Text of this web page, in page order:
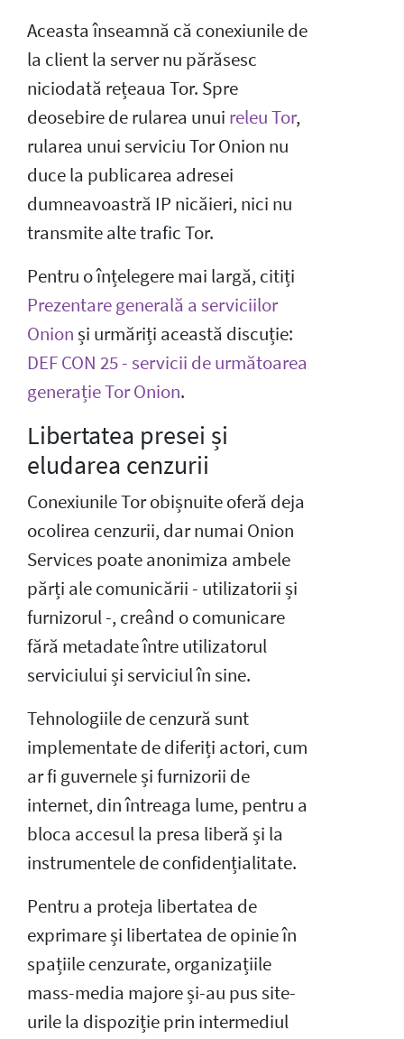
Aceasta înseamnă că conexiunile de
la client la server nu părăsesc
niciodată rețeaua Tor. Spre
deosebire de rularea unui releu Tor,
rularea unui serviciu Tor Onion nu
duce la publicarea adresei
dumneavoastră IP nicăieri, nici nu
transmite alte trafic Tor.
Pentru o înțelegere mai largă, citiți
Prezentare generală a serviciilor
Onionși urmăriți această discuție:
DEF CON 25 - servicii de următoarea
generație Tor Onion.
Libertatea presei și
eludarea cenzurii
Conexiunile Tor obișnuite oferă deja
ocolirea cenzurii, dar numai Onion
Services poate anonimiza ambele
părți ale comunicării - utilizatorii și
furnizorul -, creând o comunicare
fără metadate între utilizatorul
serviciului și serviciul în sine.
Tehnologiile de cenzură sunt
implementate de diferiți actori, cum
ar fi guvernele și furnizorii de
internet, din întreaga lume, pentru a
bloca accesul la presa liberă și la
instrumentele de confidențialitate.
Pentru a proteja libertatea de
exprimare și libertatea de opinie în
spațiile cenzurate, organizațiile
mass-media majore și-au pus site-
urile la dispoziție prin intermediul